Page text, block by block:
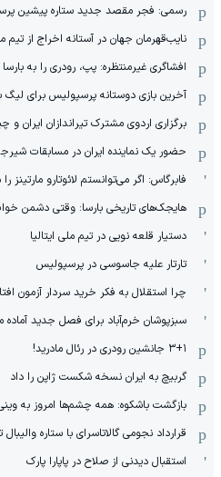
رسمی: فجر مقصد جدید ستاره پیشین
نایب‌قهرمان جهان در آستانه اخراج از
افشاگری غیرمنتظره: پپ، رودری را به
آخرین بازی دوستانه پرسپولیس برای لیگ
برگزاری اردوی مشترک تیراندازان ایران و
حضور یک نماینده ایران در مسابقات
فابرگاس: اگر می‌توانستم لائوتارو مارتینز
هایجک‌های تاریخی بارسا: وقتی دشمن
دستیار قلعه نویی در تیم ملی ایتالیا
تارتار علیه جاسوسی در پرسپولیس
چرا استقلال به فکر خرید سردار آزمون
سبزپوشان خرم‌آباد برای فصل جدید
۳+۱ جانشین رودری در رئال مادرید!
گربیچ به ایران نسخه شکست ژاپن را داد
بازگشت باشکوه: همه چشم‌ها امروز به
قرارداد نجومی گالاتاسرای با ستاره والیبال
استقبال دیدنی از صلاح در پاپارا پارک